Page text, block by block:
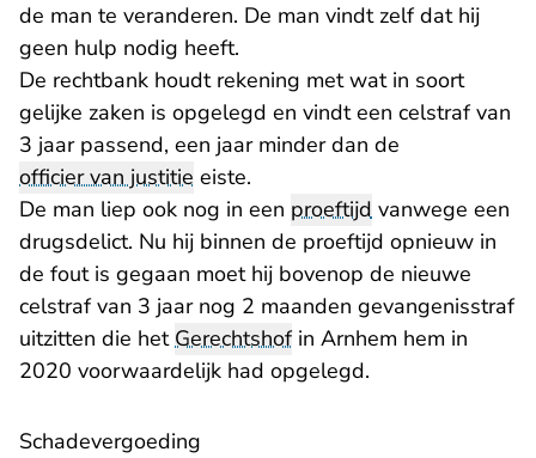
de man te veranderen. De man vindt zelf dat hij
geen hulp nodig heeft.
De rechtbank houdt rekening met wat in soort
gelijke zaken is opgelegd en vindt een celstraf van
3 jaar passend, een jaar minder dan de
officier van justitie eiste.
De man liep ook nog in een proeftijd vanwege een
drugsdelict. Nu hij binnen de proeftijd opnieuw in
de fout is gegaan moet hij bovenop de nieuwe
celstraf van 3 jaar nog 2 maanden gevangenisstraf
uitzitten die hetGerechtshofin Arnhem hem in
2020 voorwaardelijk had opgelegd.
Schadevergoeding